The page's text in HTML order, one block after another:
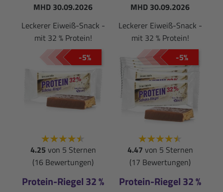
MHD 30.09.2026
Leckerer Eiweiß-Snack -
mit 32 % Protein!
MHD 30.09.2026
Leckerer Eiweiß-Snack -
mit 32 % Protein!
-5%
4.25 von 5 Sternen
(16 Bewertungen)
Protein-Riegel 32 %
-5%
4.47 von 5 Sternen
(17 Bewertungen)
Protein-Riegel 32 %